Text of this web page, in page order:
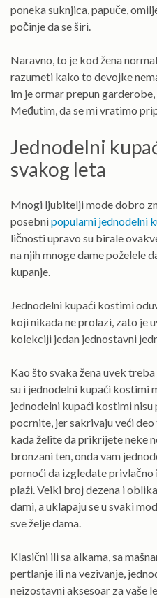
poneka suknjica, papuče,
počinje da se širi.
Naravno, to je kod žena
razumeti kako to devojke
im je ormar prepun
Međutim, da se mi vratimo
Jednodelni
svakog leta
Mnogi ljubitelji mode dobro
posebnipopularni jednodelni
ličnosti upravo su birale
na njih mnoge dame poželele
kupanje.
Jednodelni kupaći kostimi
koji nikada ne prolazi, zato je
kolekciji jedan jednostavni
Kao što svaka žena uvek
su i jednodelni kupaći kostimi
jednodelni kupaći kostimi
pocrnite, jer sakrivaju veći
kada želite da prikrijete neke
bronzani ten, onda vam
pomoći da izgledate privlačno
plaži. Veiki broj dezena i
dami, a uklapaju se u svaki
sve želje dama.
Klasični ili sa alkama, sa
pertlanje ili na vezivanje,
neizostavni aksesoar za vaše